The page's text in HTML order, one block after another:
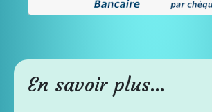
En savoir plus...